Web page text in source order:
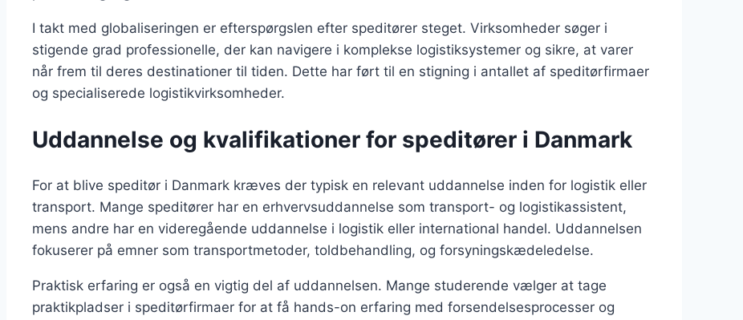
I takt med globaliseringen er efterspørgslen efter speditører steget. Virksomheder søger i
stigende grad professionelle, der kan navigere i komplekse logistiksystemer og sikre, at varer
når frem til deres destinationer til tiden. Dette har ført til en stigning i antallet af speditørfirmaer
og specialiserede logistikvirksomheder.
Uddannelse og kvalifikationer for speditører i Danmark
For at blive speditør i Danmark kræves der typisk en relevant uddannelse inden for logistik eller
transport. Mange speditører har en erhvervsuddannelse som transport- og logistikassistent,
mens andre har en videregående uddannelse i logistik eller international handel. Uddannelsen
fokuserer på emner som transportmetoder, toldbehandling, og forsyningskædeledelse.
Praktisk erfaring er også en vigtig del af uddannelsen. Mange studerende vælger at tage
praktikpladser i speditørfirmaer for at få hands-on erfaring med forsendelsesprocesser og